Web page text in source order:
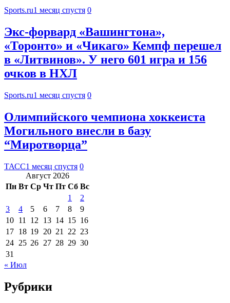
Sports.ru1 месяц спустя 0
Экс-форвард «Вашингтона»,
«Торонто» и «Чикаго» Кемпф перешел
в «Литвинов». У него 601 игра и 156
очков в НХЛ
Sports.ru1 месяц спустя 0
Олимпийского чемпиона хоккеиста
Могильного внесли в базу
“Миротворца”
ТАСС1 месяц спустя 0
Август 2026
Пн Вт Ср Чт Пт Сб Вс
1
2
3
4 5 6 7 8
9
10 11 12 13 14 15 16
17 18 19 20 21 22 23
24 25 26 27 28 29 30
31
« Июл
Рубрики